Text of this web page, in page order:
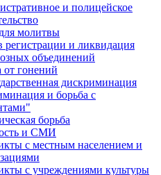
и полицейское
молитвы
регистрации и ликвидация
объединений
от гонений
дискриминация
и борьба с
борьба
и СМИ
с местным населением и
с учреждениями культуры